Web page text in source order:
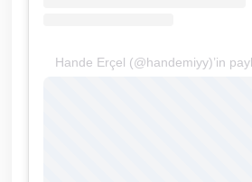
Hande Erçel (@handemiyy)’in